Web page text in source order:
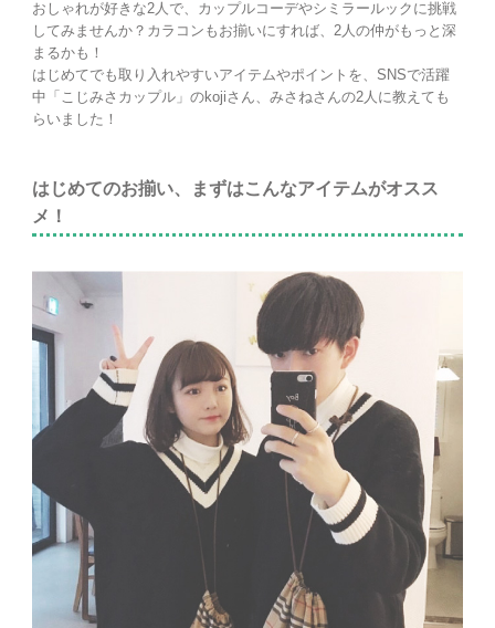
おしゃれが好きな2人で、カップルコーデやシミラールックに挑戦
してみませんか？カラコンもお揃いにすれば、2人の仲がもっと深
まるかも！
はじめてでも取り入れやすいアイテムやポイントを、SNSで活躍
中「こじみさカップル」のkojiさん、みさねさんの2人に教えても
らいました！
はじめてのお揃い、まずはこんなアイテムがオスス
メ！